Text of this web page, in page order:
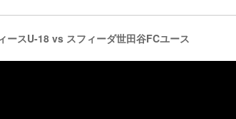
スU-18 vs スフィーダ世田谷FCユース